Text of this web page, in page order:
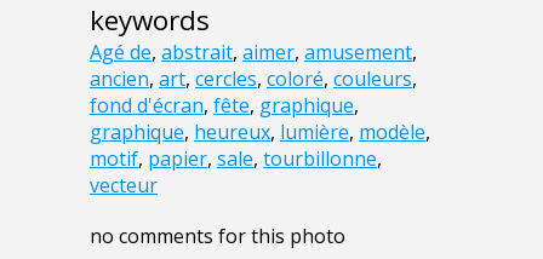
keywords
Agé de, abstrait, aimer, amusement,
ancien, art, cercles, coloré, couleurs,
fond d'écran, fête, graphique,
graphique, heureux, lumière, modèle,
motif, papier, sale, tourbillonne,
vecteur
no comments for this photo